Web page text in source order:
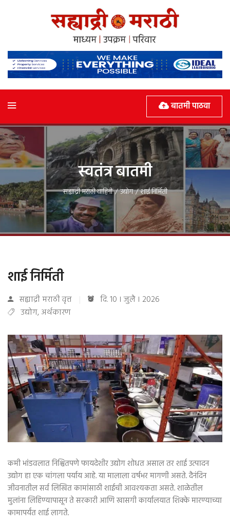
बातमी पाठवा
स्वतंत्र बातमी
सह्याद्री मराठी वाहिनी / उद्योग / शाई निर्मिती
शाई निर्मिती
सह्याद्री मराठी वृत्त
दि. 10 । जुलै । 2026
उद्योग,अर्थकारण
कमी भांडवलात निश्चितपणे फायदेशीर उद्योग शोधत असाल तर शाई उत्पादन
उद्योग हा एक चांगला पर्याय आहे. या मालाला वर्षभर मागणी असते. दैनंदिन
जीवनातील सर्व लिखित कामांसाठी शाईची आवश्यकता असते. शाळेतील
मुलांना लिहिण्यापासून ते सरकारी आणि खासगी कार्यालयात शिक्के मारण्याच्या
कामापर्यंत शाई लागते.